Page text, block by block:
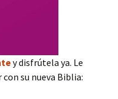
y disfrútela ya. Le
su nueva Biblia: